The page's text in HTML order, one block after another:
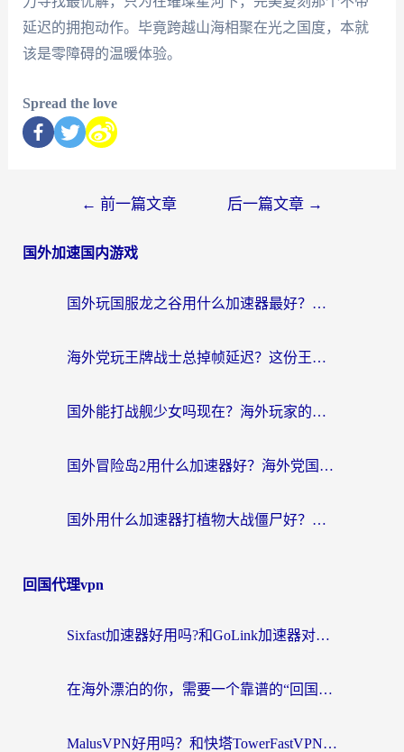
延迟的拥抱动作。毕竟跨越山海相聚在光之国度，本就
该是零障碍的温暖体验。
Spread the love
← 前一篇文章 后一篇文章 →
国外加速国内游戏
国外玩国服龙之谷用什么加速器最好？一份给海外游子的终极指南
海外党玩王牌战士总掉帧延迟？这份王牌战士延迟加速器终极指南救你命
国外能打战舰少女吗现在？海外玩家的国服游戏加速终极指南
国外冒险岛2用什么加速器好？海外党国服游戏畅玩全攻略（附鸣潮哈利波特加速技巧）
国外用什么加速器打植物大战僵尸好？海外党国服游戏加速终极指南
回国代理vpn
Sixfast加速器好用吗?和GoLink加速器对比哪个回国效果更好?海外党亲测实用指南
在海外漂泊的你，需要一个靠谱的“回国机场”
MalusVPN好用吗？和快塔TowerFastVPN对比哪个回国效果更好？海外党亲测实用指南